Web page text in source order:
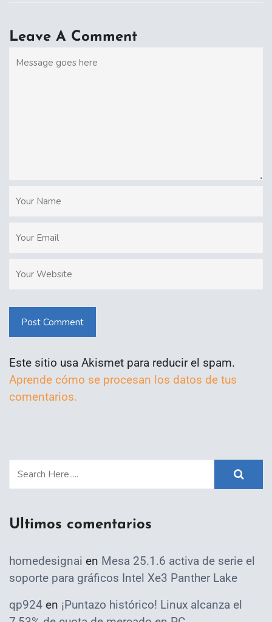
Leave A Comment
Post Comment
Este sitio usa Akismet para reducir el spam.
Aprende cómo se procesan los datos de tus
comentarios.
Ultimos comentarios
homedesignai en Mesa 25.1.6 activa de serie el
soporte para gráficos Intel Xe3 Panther Lake
qp924 en ¡Puntazo histórico! Linux alcanza el